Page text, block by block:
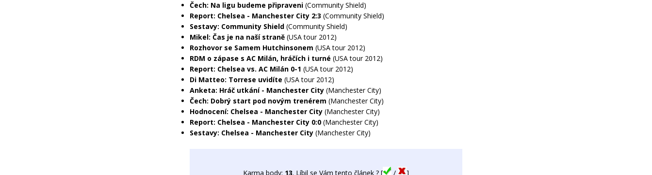
Čech: Na ligu budeme připraveni (Community Shield)
Report: Chelsea - Manchester City 2:3 (Community Shield)
Sestavy: Community Shield (Community Shield)
Mikel: Čas je na naší straně (USA tour 2012)
Rozhovor se Samem Hutchinsonem (USA tour 2012)
RDM o zápase s AC Milán, hráčích i turné (USA tour 2012)
Report: Chelsea vs. AC Milán 0-1 (USA tour 2012)
Di Matteo: Torrese uvidíte (USA tour 2012)
Anketa: Hráč utkání - Manchester City (Manchester City)
Čech: Dobrý start pod novým trenérem (Manchester City)
Hodnocení: Chelsea - Manchester City (Manchester City)
Report: Chelsea - Manchester City 0:0 (Manchester City)
Sestavy: Chelsea - Manchester City (Manchester City)
Karma body: 13. Líbil se Vám tento článek ? [ /
]